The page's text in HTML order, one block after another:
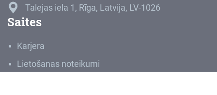
Talejas iela 1, Rīga, Latvija, LV-1026
Saites
Karjera
Lietošanas noteikumi